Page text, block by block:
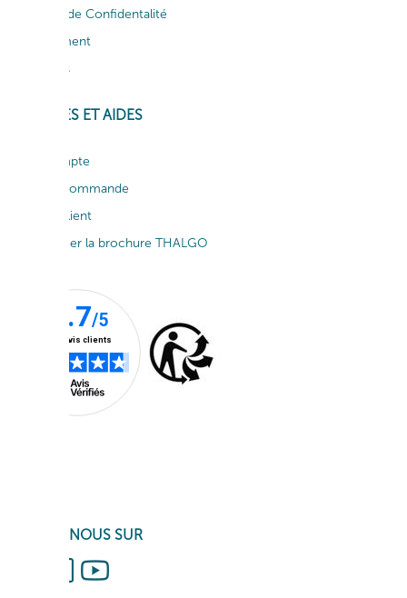
Politique de Confidentalité
Recrutement
Actualités
SERVICES ET AIDES
Mon compte
Suivi de commande
Service client
Télécharger la brochure THALGO
SUIVEZ-NOUS SUR